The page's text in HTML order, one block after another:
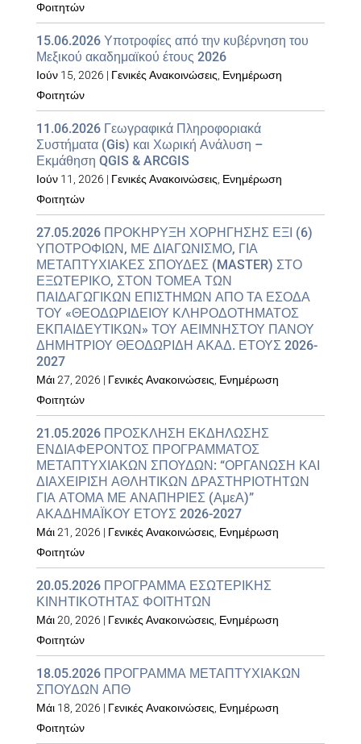
Φοιτητών
15.06.2026 Υποτροφίες από την κυβέρνηση του
Μεξικού ακαδημαϊκού έτους 2026
Ιούν 15, 2026 | Γενικές Ανακοινώσεις Ενημέρωση
Φοιτητών
11.06.2026 Γεωγραφικά Πληροφοριακά
Συστήματα (Gis) και Χωρική Ανάλυση –
Εκμάθηση QGIS & ARCGIS
Ιούν 11, 2026 | Γενικές Ανακοινώσεις Ενημέρωση
Φοιτητών
27.05.2026 ΠΡΟΚΗΡΥΞΗ ΧΟΡΗΓΗΣΗΣ ΕΞΙ (6)
ΥΠΟΤΡΟΦΙΩΝ, ΜΕ ΔΙΑΓΩΝΙΣΜΟ, ΓΙΑ
ΜΕΤΑΠΤΥΧΙΑΚΕΣ ΣΠΟΥΔΕΣ (MASTER) ΣΤΟ
ΕΞΩΤΕΡΙΚΟ, ΣΤΟΝ ΤΟΜΕΑ ΤΩΝ
ΠΑΙΔΑΓΩΓΙΚΩΝ ΕΠΙΣΤΗΜΩΝ ΑΠΟ ΤΑ ΕΣΟΔΑ
ΤΟΥ «ΘΕΟΔΩΡΙΔΕΙΟΥ ΚΛΗΡΟΔΟΤΗΜΑΤΟΣ
ΕΚΠΑΙΔΕΥΤΙΚΩΝ» ΤΟΥ ΑΕΙΜΝΗΣΤΟΥ ΠΑΝΟΥ
ΔΗΜΗΤΡΙΟΥ ΘΕΟΔΩΡΙΔΗ ΑΚΑΔ. ΕΤΟΥΣ 2026-
2027
Μάι 27, 2026 | Γενικές Ανακοινώσεις Ενημέρωση
Φοιτητών
21.05.2026 ΠΡΟΣΚΛΗΣΗ ΕΚΔΗΛΩΣΗΣ
ΕΝΔΙΑΦΕΡΟΝΤΟΣ ΠΡΟΓΡΑΜΜΑΤΟΣ
ΜΕΤΑΠΤΥΧΙΑΚΩΝ ΣΠΟΥΔΩΝ: “ΟΡΓΑΝΩΣΗ ΚΑΙ
ΔΙΑΧΕΙΡΙΣΗ ΑΘΛΗΤΙΚΩΝ ΔΡΑΣΤΗΡΙΟΤΗΤΩΝ
ΓΙΑ ΑΤΟΜΑ ΜΕ ΑΝΑΠΗΡΙΕΣ (ΑμεΑ)”
ΑΚΑΔΗΜΑΪΚΟΥ ΕΤΟΥΣ 2026-2027
Μάι 21, 2026 | Γενικές Ανακοινώσεις Ενημέρωση
Φοιτητών
20.05.2026 ΠΡΟΓΡΑΜΜΑ ΕΣΩΤΕΡΙΚΗΣ
ΚΙΝΗΤΙΚΟΤΗΤΑΣ ΦΟΙΤΗΤΩΝ
Μάι 20, 2026 | Γενικές Ανακοινώσεις Ενημέρωση
Φοιτητών
18.05.2026 ΠΡΟΓΡΑΜΜΑ ΜΕΤΑΠΤΥΧΙΑΚΩΝ
ΣΠΟΥΔΩΝ ΑΠΘ
Μάι 18, 2026 | Γενικές Ανακοινώσεις Ενημέρωση
Φοιτητών